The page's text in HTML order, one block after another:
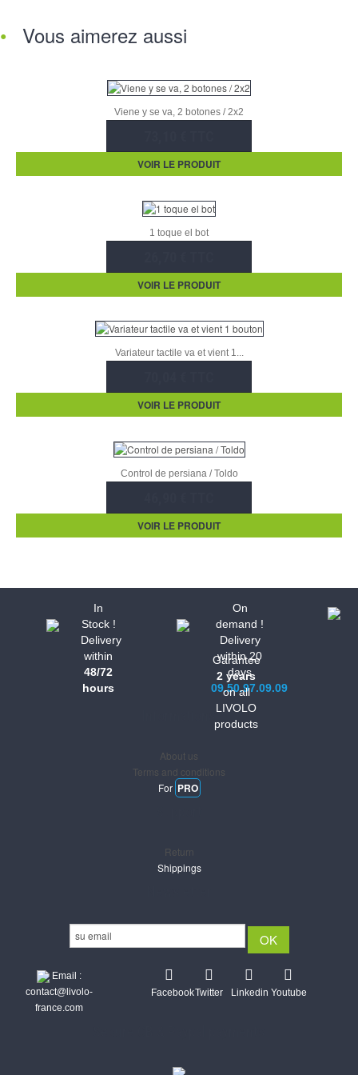
Vous aimerez aussi
Viene y se va, 2 botones / 2x2
VOIR LE PRODUIT
1 toque el bot
VOIR LE PRODUIT
Variateur tactile va et vient 1...
VOIR LE PRODUIT
Control de persiana / Toldo
VOIR LE PRODUIT
In
Stock !
Delivery
within
48/72
hours
On
demand !
Delivery
within 20
days
09.50.97.09.09
Garantee
2 years
on all
LIVOLO
products
About us
Terms and conditions
For PRO
Return
Shippings
Email :
contact@livolo-
france.com
FacebookTwitter Linkedin Youtube